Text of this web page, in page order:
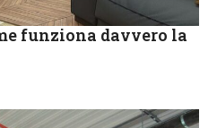
funziona davvero la